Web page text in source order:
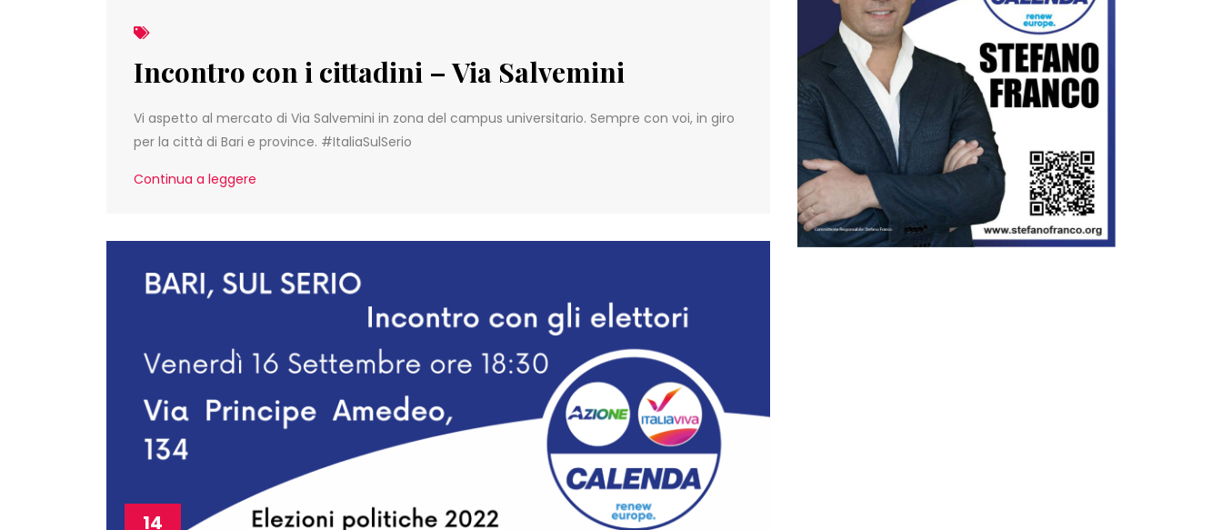
Incontro con i cittadini – Via Salvemini
Vi aspetto al mercato di Via Salvemini in zona del campus universitario. Sempre con voi, in giro
per la città di Bari e province. #ItaliaSulSerio
Continua a leggere
14